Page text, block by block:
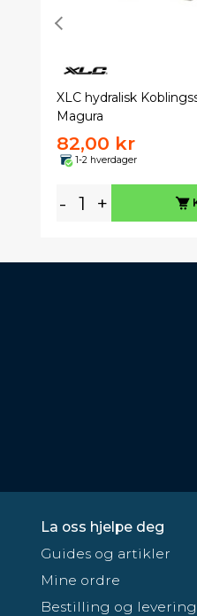
XLC hydralisk
Magura
82,00 kr
1-2 hverdager
- +
La oss hjelpe deg
Guides og artikler
Mine ordre
Bestilling og levering